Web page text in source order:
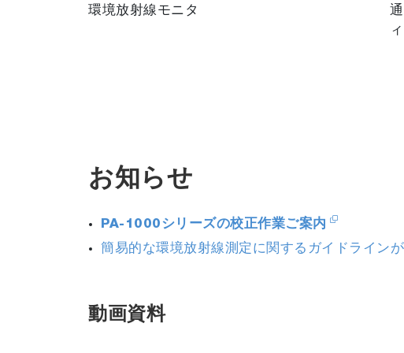
環境放射線モニタ
ィ
お知らせ
PA-1000シリーズの校正作業ご案内
簡易的な環境放射線測定に関するガイドライン
動画資料